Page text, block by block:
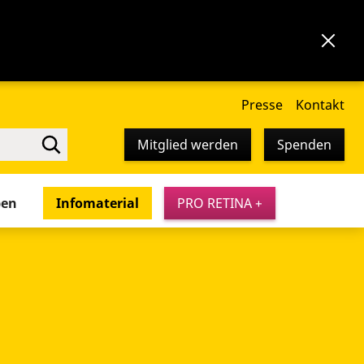
Presse Kontakt
Mitglied werden Spenden
Infomaterial PRO RETINA +